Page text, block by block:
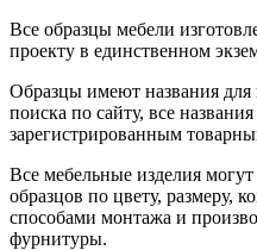
Все образцы мебели
проекту в единственном
Образцы имеют названия для
поиска по сайту, все
зарегистрированным
Все мебельные изделия
образцов по цвету, размеру,
способами монтажа и
фурнитуры.